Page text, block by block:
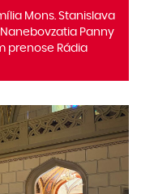
Mons. Stanislava
Panny
prenose Rádia